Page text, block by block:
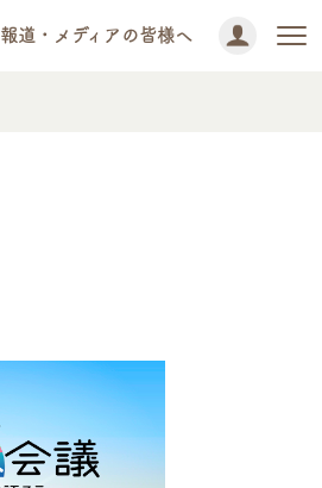
報道・メディアの皆様へ